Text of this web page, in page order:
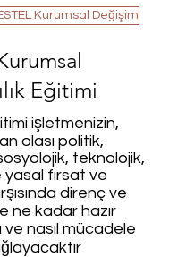
Kurumsal Değişim
Eğitimi
işletmenizin,
olası politik,
teknolojik,
fırsat ve
direnç ve
ne kadar hazır
nasıl mücadele